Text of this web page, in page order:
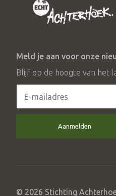
Meld je aan voor onze
Blijf op de hoogte van het
Aanmelden
© 2026 Stichting